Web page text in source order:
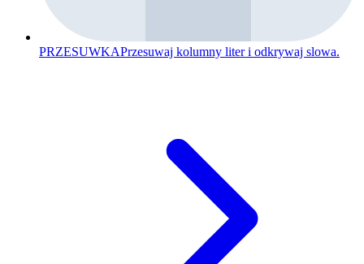
PRZESUWKAPrzesuwaj kolumny liter i odkrywaj slowa.